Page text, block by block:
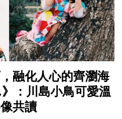
融化人心的齊瀏海
：川島小鳥可愛溫
共讀